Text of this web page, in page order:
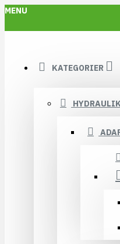
MENU
KATEGORIER